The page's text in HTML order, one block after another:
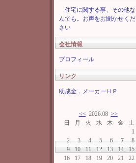
住宅に関する事、その他な
んでも。お声をお聞かせくだ
さい
会社情報
プロフィール
リンク
助成金．メーカーＨＰ
<< 2026.08 >>
日
2
9
16
月
3
10
17
火
4
11
18
水
5
12
19
木
6
13
20
金
7
14
21
土
1
8
15
22